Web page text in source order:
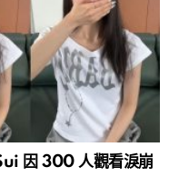
因 300 人觀看淚崩